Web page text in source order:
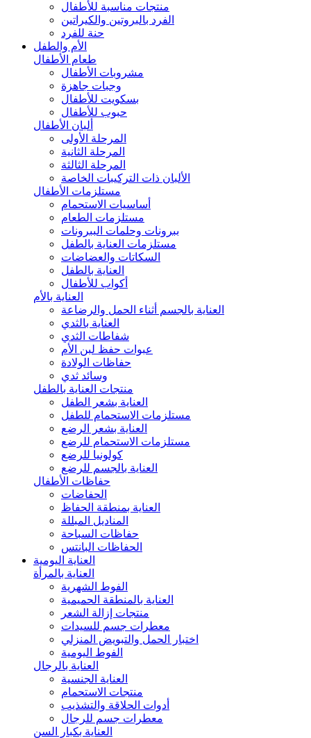
منتجات مناسبة للأطفال
الفرد بالبروتين والكيراتين
حنة للفرد
الأم والطفل
طعام الأطفال
مشروبات الأطفال
وجبات جاهزة
بسكويت للأطفال
حبوب للأطفال
ألبان الأطفال
المرحلة الأولى
المرحلة الثانية
المرحلة الثالثة
الألبان ذات التركيبات الخاصة
مستلزمات الأطفال
أساسيات الاستحمام
مستلزمات الطعام
ببرونات وحلمات الببرونات
مستلزمات العناية بالطفل
السكاتات والعضاضات
العناية بالطفل
أكواب للأطفال
العناية بالأم
العناية بالجسم أثناء الحمل والرضاعة
العناية بالثدي
شفاطات الثدي
عبوات حفظ لبن الأم
حفاظات الولادة
وسائد ثدي
منتجات العناية بالطفل
العناية بشعر الطفل
مستلزمات الاستحمام للطفل
العناية بشعر الرضع
مستلزمات الاستحمام للرضع
كولونيا للرضع
العناية بالجسم للرضع
حفاظات الأطفال
الحفاضات
العناية بمنطقة الحفاظ
المناديل المبللة
حفاظات السباحة
الحفاظات البانتس
العناية اليومية
العناية بالمرأة
الفوط الشهرية
العناية بالمنطقة الحميمية
منتجات إزالة الشعر
معطرات جسم للسيدات
اختبار الحمل والتبويض المنزلي
الفوط اليومية
العناية بالرجال
العناية الجنسية
منتجات الاستحمام
أدوات الحلاقة والتشذيب
معطرات جسم للرجال
العناية بكبار السن